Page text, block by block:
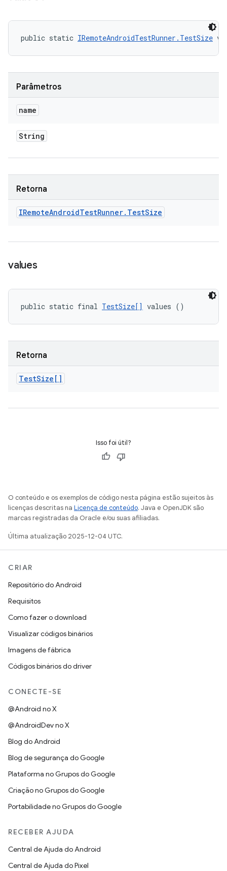
public static IRemoteAndroidTestRunner.TestSize
Parâmetros
name
String
Retorna
IRemoteAndroidTestRunner. TestSize
values
public static final TestSize[] values ()
Retorna
TestSize[]
Isso foi útil?
O conteúdo e os exemplos de código nesta página estão sujeitos às
licenças descritas na Licença de conteúdo. Java e OpenJDK são
marcas registradas da Oracle e/ou suas afiliadas.
Última atualização 2025-12-04 UTC.
CRIAR
Repositório do Android
Requisitos
Como fazer o download
Visualizar códigos binários
Imagens de fábrica
Códigos binários do driver
CONECTE-SE
@Android no X
@AndroidDev no X
Blog do Android
Blog de segurança do Google
Plataforma no Grupos do Google
Criação no Grupos do Google
Portabilidade no Grupos do Google
RECEBER AJUDA
Central de Ajuda do Android
Central de Ajuda do Pixel